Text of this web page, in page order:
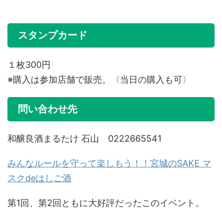
スタンプカード
１枚300円
※購入は参加店舗で販売。〈当日の購入も可〉
問い合わせ先
和醸良酒まるたけ 石山 0222665541
みんなルールを守って楽しもう！！宮城のSAKE マ
スクdeはしご酒
第1回、第2回ともに大好評だったこのイベント。